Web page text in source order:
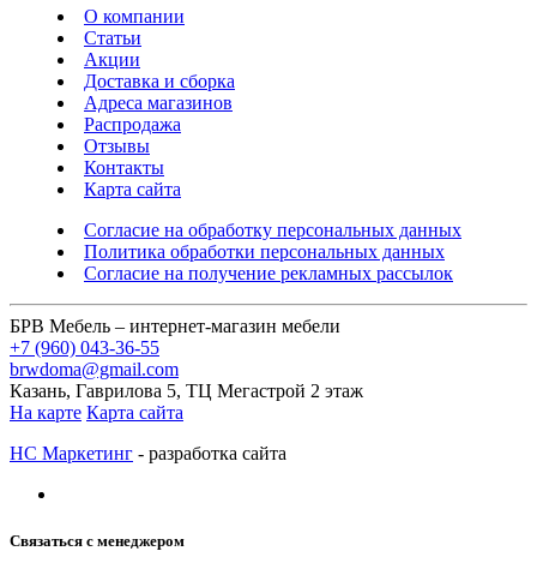
О компании
Статьи
Акции
Доставка и сборка
Адреса магазинов
Распродажа
Отзывы
Контакты
Карта сайта
Согласие на обработку персональных данных
Политика обработки персональных данных
Согласие на получение рекламных рассылок
БРВ Мебель – интернет-магазин мебели
+7 (960) 043-36-55
brwdoma@gmail.com
Казань, Гаврилова 5, ТЦ Мегастрой 2 этаж
На карте Карта сайта
НС Маркетинг - разработка сайта
Связаться с менеджером